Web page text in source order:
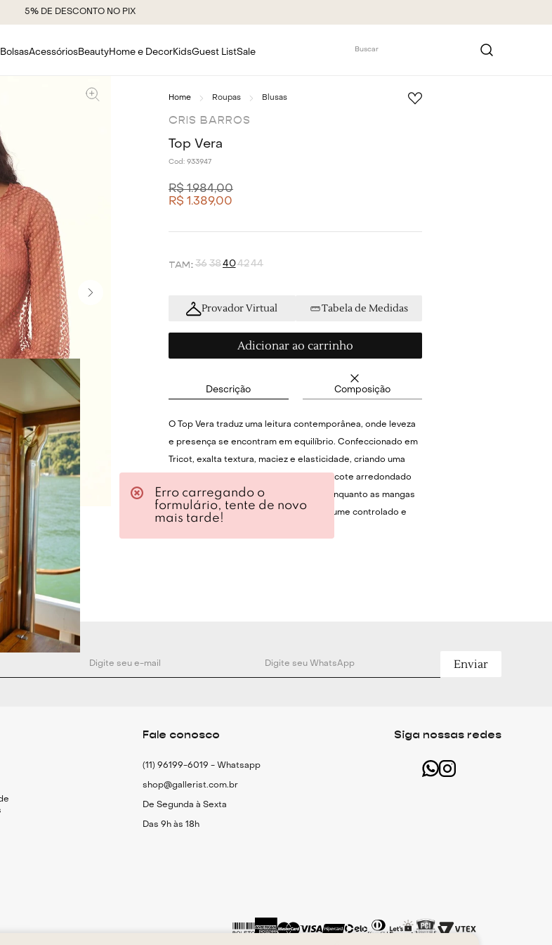
5% DE DESCONTO NO PIX
BolsasAcessóriosBeautyHome e DecorKidsGuest ListSale
Buscar
Roupas Blusas
CRIS BARROS
Top Vera
Cod: 933947
R$ 1.984,00
R$ 1 .389,00
36 38404244
Provador Virtual Tabela de Medidas
Adicionar ao carrinho
Descrição Composição
O Top Vera traduz uma leitura contemporânea, onde leveza
e presença se encontram em equilíbrio. Confeccionado em
Tricot, exalta textura, maciez e elasticidade, criando uma
sensação de conforto envolvente. O decote arredondado
delimita a linha do colo com precisão, enquanto as mangas
longas levemente bufantes ganham volume controlado e
Enviar
Fale conosco
(11) 96199-6019 - Whatsapp
shop@gallerist.com.br
De Segunda à Sexta
Das 9h às 18h
Siga nossas redes
Erro carregando o
formulário, tente de novo
mais tarde!